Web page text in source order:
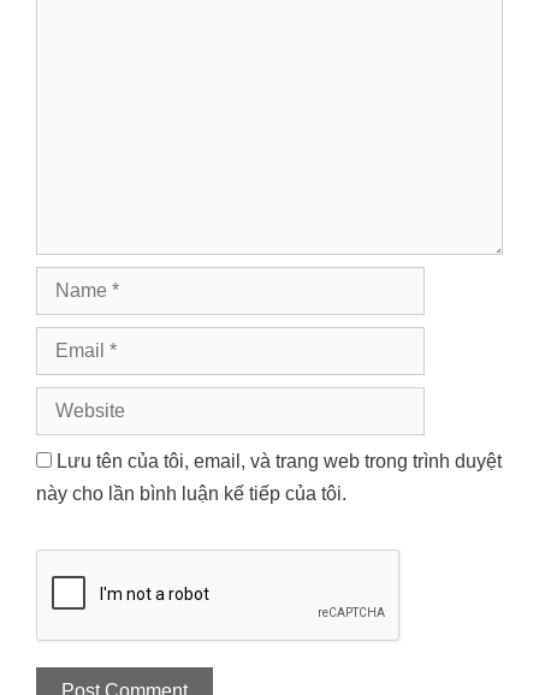
Name
Email
Website
Lưu tên của tôi, email, và trang web trong trình duyệt
này cho lần bình luận kế tiếp của tôi.